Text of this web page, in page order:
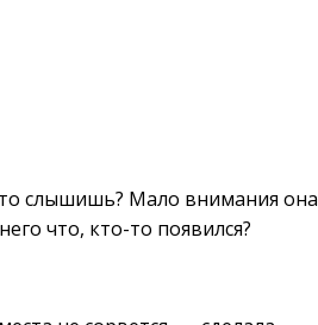
слышишь? Мало внимания она
что, кто-то появился?